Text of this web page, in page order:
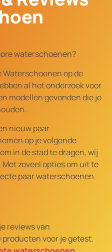
waterschoenen?
Waterschoenen op de
al het onderzoek voor
modellen gevonden die je
nieuw paar
op je volgende
in de stad te dragen, wij
zoveel opties om uit te
paar waterschoenen
reviews van
voor je getest.